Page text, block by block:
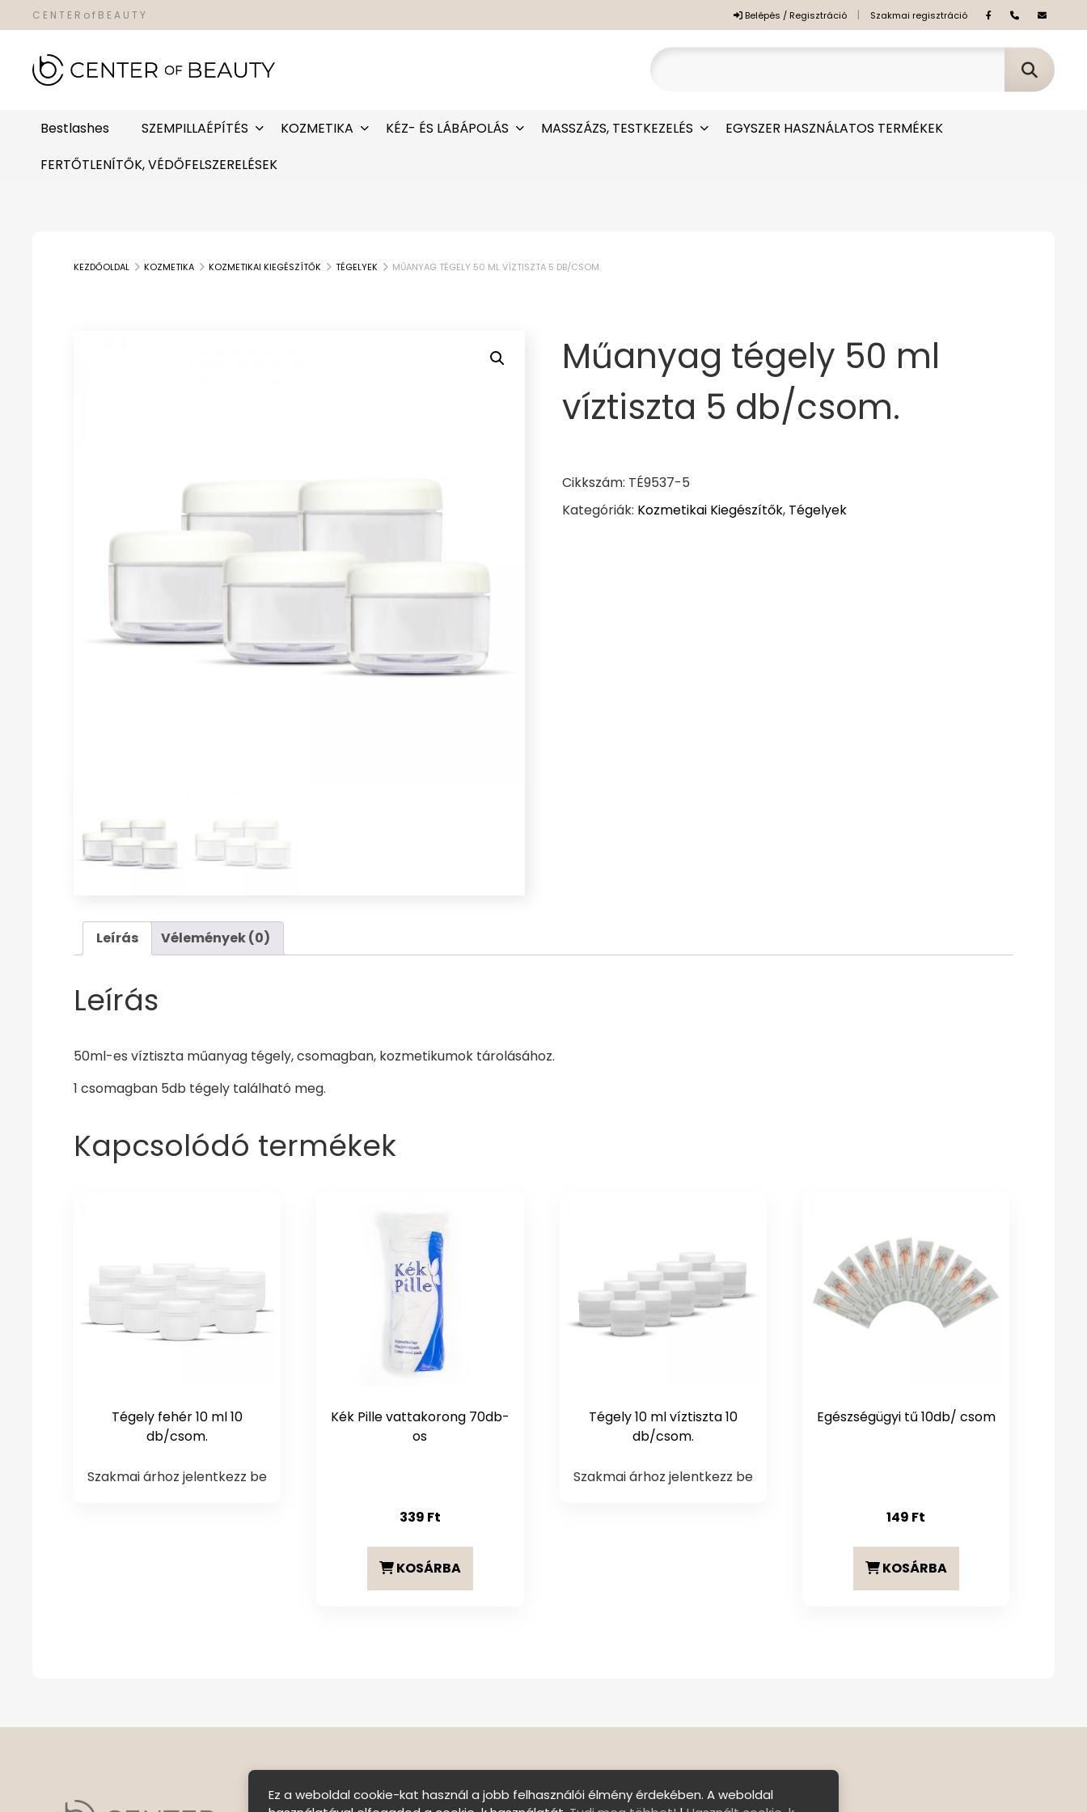
C E N T E R o f B E A U T Y Belépés / Regisztráció | Szakmai regisztráció
Bestlashes SZEMPILLAÉPÍTÉS KOZMETIKA KÉZ- ÉS LÁBÁPOLÁS MASSZÁZS, TESTKEZELÉS
EGYSZER HASZNÁLATOS TERMÉKEK
FERTŐTLENÍTŐK, VÉDŐFELSZERELÉSEK
KEZDŐOLDAL KOZMETIKA KOZMETIKAI KIEGÉSZÍTŐK TÉGELYEK MŰANYAG TÉGELY 50 ML VÍZTISZTA 5 DB/CSOM.
Műanyag tégely 50 ml
víztiszta 5 db/csom.
Cikkszám: TÉ9537-5
Kategóriák: Kozmetikai Kiegészítők, Tégelyek
Leírás Vélemények (0)
Leírás
50ml-es víztiszta műanyag tégely, csomagban, kozmetikumok tárolásához.
1 csomagban 5db tégely található meg.
Kapcsolódó termékek
Tégely fehér 10 ml 10
db/csom.
Szakmai árhoz jelentkezz be
Kék Pille vattakorong 70db-
os
339 Ft
KOSÁRBA
Tégely 10 ml víztiszta 10
db/csom.
Szakmai árhoz jelentkezz be
Egészségügyi tű 10db/ csom
149 Ft
KOSÁRBA
Ez a weboldal cookie-kat használ a jobb felhasználói élmény érdekében. A weboldal